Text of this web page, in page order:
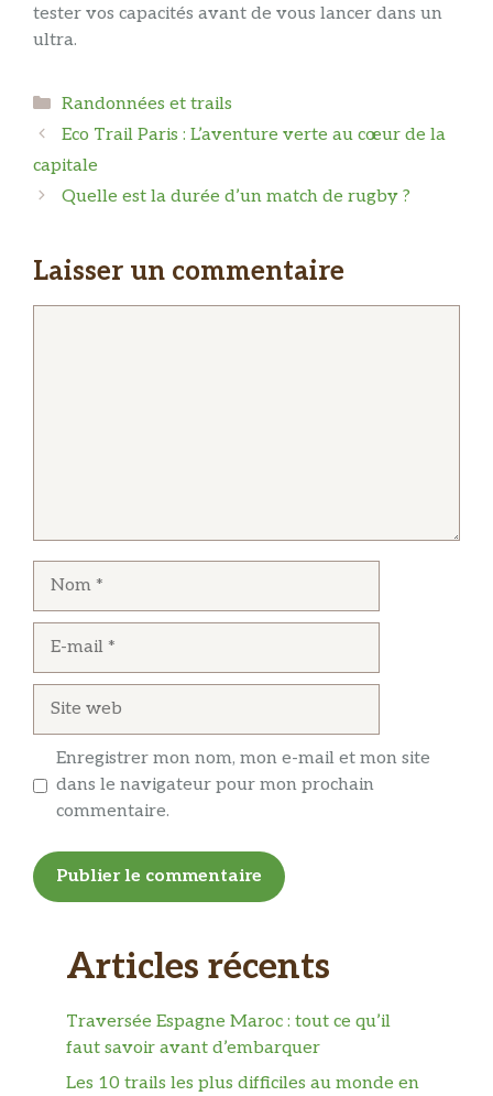
tester vos capacités avant de vous lancer dans un
ultra.
Catégories
Randonnées et trails
Eco Trail Paris : L’aventure verte au cœur de la
capitale
Quelle est la durée d’un match de rugby ?
Laisser un commentaire
Enregistrer mon nom, mon e-mail et mon site
dans le navigateur pour mon prochain
commentaire.
Articles récents
Traversée Espagne Maroc : tout ce qu’il
faut savoir avant d’embarquer
Les 10 trails les plus difficiles au monde en